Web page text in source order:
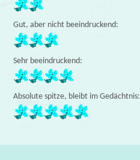
Gut, aber nicht beeindruckend:
Sehr beeindruckend:
Absolute spitze, bleibt im Gedächtnis: